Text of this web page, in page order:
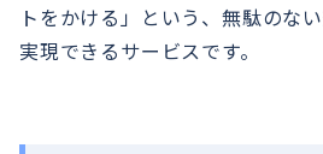
トをかける」という、無駄のな
実現できるサービスです。